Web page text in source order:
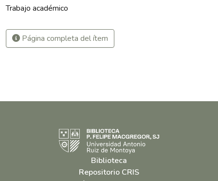
Trabajo académico
Página completa del ítem
Biblioteca
Repositorio CRIS